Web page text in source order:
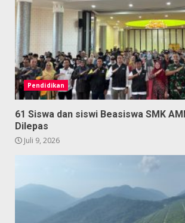
Pendidikan
61 Siswa dan siswi Beasiswa SMK
Dilepas
Juli 9, 2026